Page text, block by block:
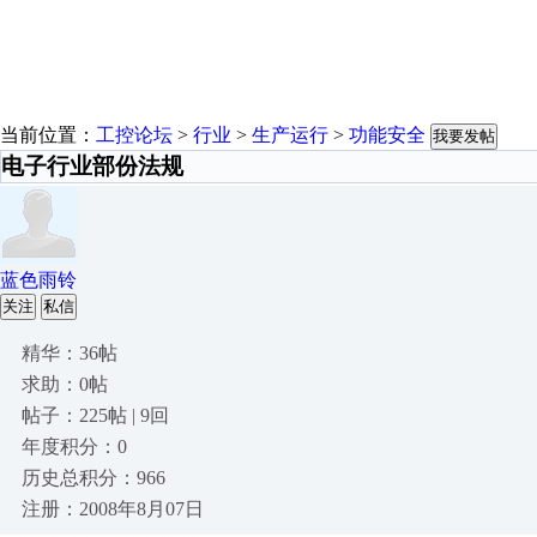
当前位置： 工控论坛 > 行业 > 生产运行 > 功能安全 我要发帖
电子行业部份法规
蓝色雨铃
关注 私信
精华：36帖
求助：0帖
帖子：225帖 | 9回
年度积分：0
历史总积分：966
注册：2008年8月07日